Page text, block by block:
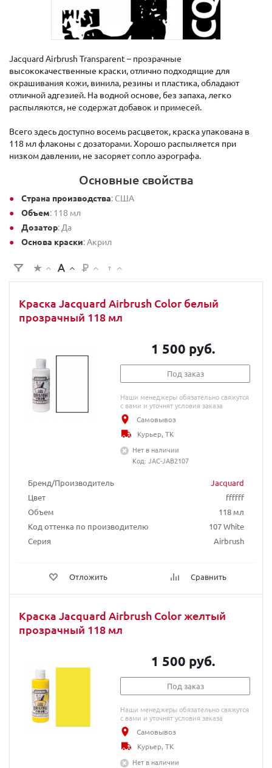
Jacquard Airbrush Transparent – прозрачные
высококачественные краски, отлично подходящие для
окрашивания кожи, винила, резины и пластика, обладают
отличной адгезией. На водной основе, без запаха, легко
распыляются, не содержат добавок и примесей.
Всего здесь доступно восемь расцветок, краска упакована в
118 мл флаконы с дозаторами. Хорошо распыляется при
низком давлении, не засоряет сопло аэрографа.
Основные свойства
Страна производства: США
Объем: 118 мл
Дозатор: Да
Основа краски: Акрил
Краска Jacquard Airbrush Color белый
прозрачный 118 мл
Бренд/Производитель
Jacquard
Цвет
ffffff
Объем
118 мл
Код оттенка по производителю
107 White
Серия
Airbrush
Отложить Сравнить
1 500 руб.
Под заказ
Наши менеджеры обязательно свяжутся
с вами и уточнят условия заказа
Самовывоз
Курьер, ТК
Нет в наличии
Код: JAC-JAB2107
Краска Jacquard Airbrush Color желтый
прозрачный 118 мл
1 500 руб.
Под заказ
Наши менеджеры обязательно свяжутся
с вами и уточнят условия заказа
Самовывоз
Курьер, ТК
Нет в наличии